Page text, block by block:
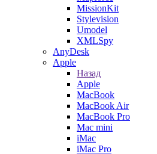
MissionKit
Stylevision
Umodel
XMLSpy
AnyDesk
Apple
Назад
Apple
MacBook
MacBook Air
MacBook Pro
Mac mini
iMac
iMac Pro